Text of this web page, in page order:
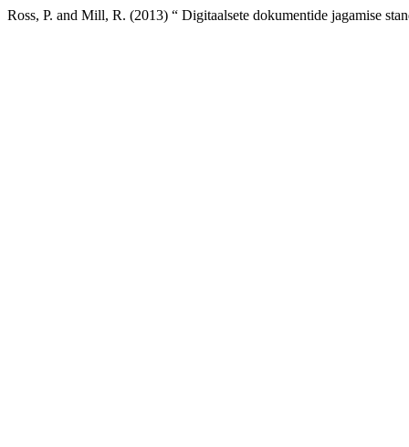
Ross, P. and Mill, R. (2013) “ Digitaalsete dokumentide jagamise